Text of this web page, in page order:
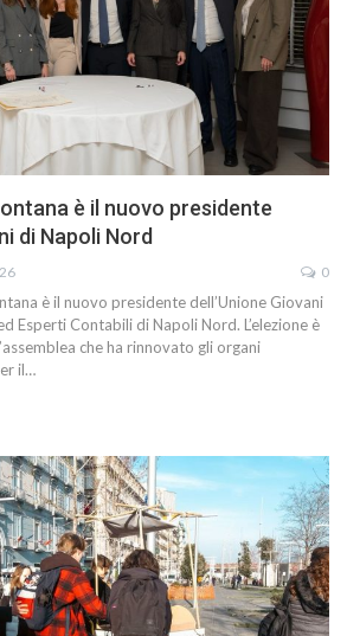
è il nuovo presidente
di Napoli Nord
0
è il nuovo presidente dell’Unione Giovani
Esperti Contabili di Napoli Nord. L’elezione è
che ha rinnovato gli organi
il…